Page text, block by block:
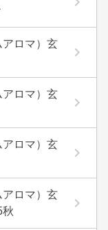
アロマ）玄
アロマ）玄
アロマ）玄
アロマ）玄
秋